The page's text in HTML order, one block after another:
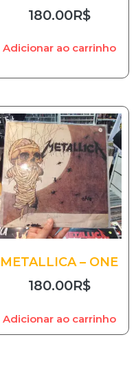
180.00R$
Adicionar ao carrinho
METALLICA – ONE
180.00R$
Adicionar ao carrinho